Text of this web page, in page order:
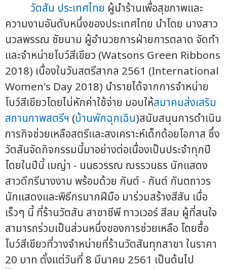
วัตสัน ประเทศไทย ผู้นำร้านเพื่อสุขภาพและ
ความงามอันดับหนึ่งของประเทศไทย นำโดย นางสาว
นวลพรรณ ชัยนาม ผู้อำนวยการฝ่ายการตลาด จัดทำ
และจำหน่ายโบว์สีเขียว (Watsons Green Ribbons
2018) เนื่องในวันสตรีสากล 2561 (International
Women's Day 2018) นำรายได้จากการจำหน่าย
โบว์สีเขียวโดยไม่หักค่าใช้จ่าย มอบให้สมาคมส่งเสริม
สถานภาพสตรีฯ (บ้านพักฉุกเฉิน)สนับสนุนการดำเนิน
ภารกิจช่วยเหลือสตรีและสงเคราะห์เด็กด้อยโอกาส ซึ่ง
วัตสันจัดกิจกรรมนี้มาอย่างต่อเนื่องเป็นประจำทุกปี
โดยในปีนี้ เมญ่า - นนธวรรณ ฌรรวนธร นักแสดง
สาวดีกรีนางงาม พร้อมด้วย กันต์ - กันต์ กันตถาวร
นักแสดงและพิธีกรมากฝีมือ มาร่วมสร้างสีสัน เมื่อ
เร็วๆ นี้ ที่ร้านวัตสัน สาขาซีพี ทาวเวอร์ สีลม ผู้ที่สนใจ
สามารถร่วมเป็นส่วนหนึ่งของการช่วยเหลือ โดยซื้อ
โบว์สีเขียวที่วางจำหน่ายที่ร้านวัตสันทุกสาขา ในราคา
20 บาท ตั้งแต่วันที่ 8 มีนาคม 2561 เป็นต้นไป